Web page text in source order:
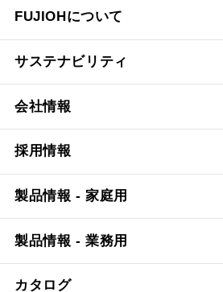
FUJIOHについて
サステナビリティ
会社情報
採用情報
製品情報 - 家庭用
製品情報 - 業務用
カタログ